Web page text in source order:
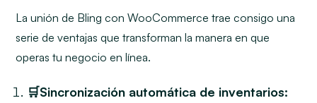
La unión de Bling con WooCommerce trae consigo una
serie de ventajas que transforman la manera en que
operas tu negocio en línea.
🛒Sincronización automática de inventarios: